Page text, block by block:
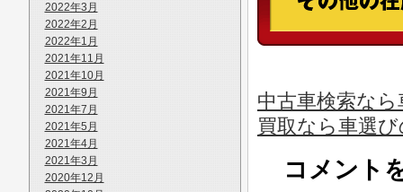
2022年3月
2022年2月
2022年1月
2021年11月
2021年10月
2021年9月
2021年7月
2021年5月
2021年4月
2021年3月
2020年12月
中古車検索な
買取なら車選
コメント